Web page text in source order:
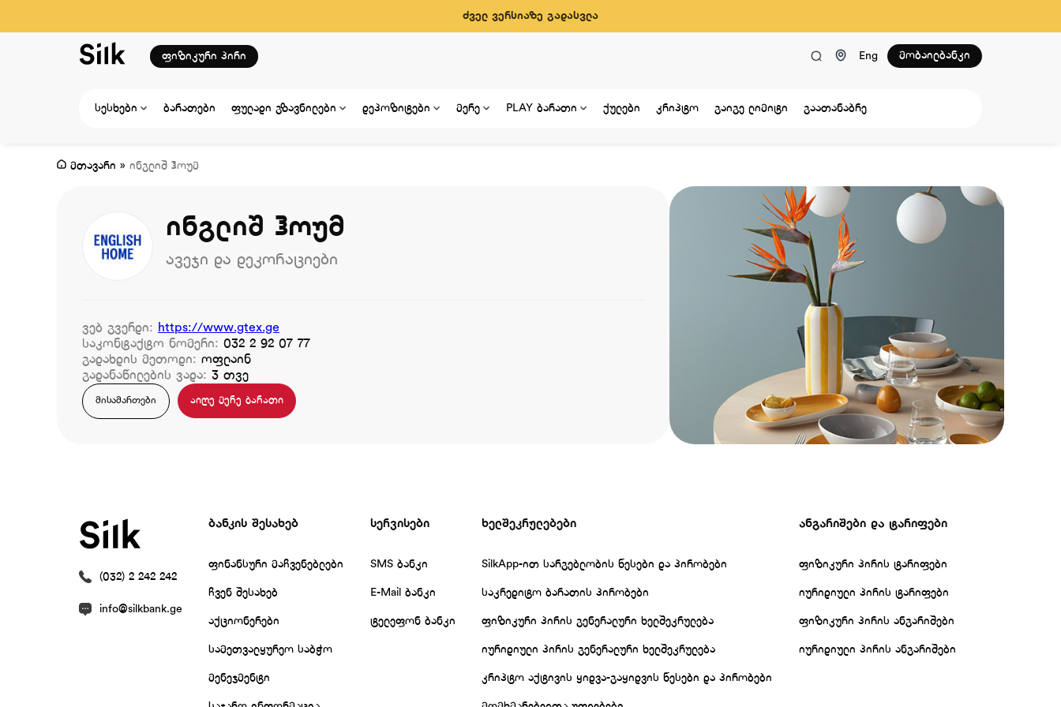
ძველ ვერსიაზე გადასვლა
ფიზიკური პირი Eng მობაილბანკი
სესხები ბარათები ფულადი გზავნილები დეპოზიტები მერე PLAY ბარათი ქულები კრიპტო გაიგე ლიმიტი გაათანაბრე
მთავარი » ინგლიშ ჰოუმ
ინგლიშ ჰოუმ
ავეჯი და დეკორაციები
ვებ გვერდი: https://www.gtex.ge
საკონტაქტო ნომერი: 032 2 92 07 77
გადახდის მეთოდი: ოფლაინ
გადანაწილების ვადა: 3 თვე
მისამართები აიღე მერე ბარათი
(032) 2 242 242
info@silkbank.ge
ბანკის შესახებ
ფინანსური მაჩვენებლები
ჩვენ შესახებ
აქციონერები
სამეთვალყურეო საბჭო
მენეჯმენტი
სერვისები
SMS ბანკი
E-Mail ბანკი
ტელეფონ ბანკი
ხელშეკრულებები
SilkApp-ით სარგებლობის წესები და პირობები
საკრედიტო ბარათის პირობები
ფიზიკური პირის გენერალური ხელშეკრულება
იურიდიული პირის გენერალური ხელშეკრულება
კრიპტო აქტივის ყიდვა-გაყიდვის წესები და პირობები
ანგარიშები და ტარიფები
ფიზიკური პირის ტარიფები
იურიდიული პირის ტარიფები
ფიზიკური პირის ანგარიშები
იურიდიული პირის ანგარიშები